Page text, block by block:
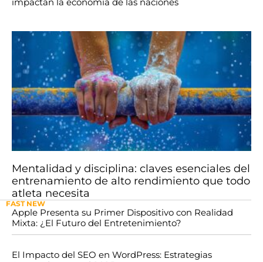
Mentalidad y disciplina: claves esenciales del
entrenamiento de alto rendimiento que todo
atleta necesita
FAST NEW
Apple Presenta su Primer Dispositivo con Realidad
Mixta: ¿El Futuro del Entretenimiento?
El Impacto del SEO en WordPress: Estrategias